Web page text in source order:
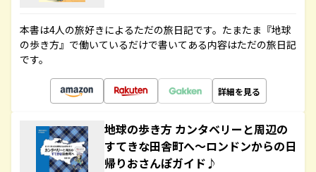
本書は4人の旅好きによるただの旅日記です。たまたま『地球
の歩き方』で働いているだけで書いてある内容はただの旅日記
です。
詳細を見る
地球の歩き方 カンタベリーと周辺の
すてきな田舎町へ～ロンドンからの日
帰りおさんぽガイド♪